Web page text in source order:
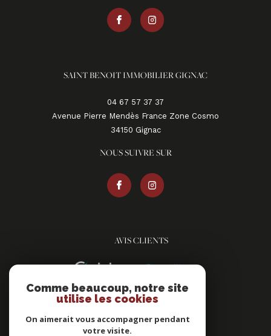
SAINT BENOIT IMMOBILIER GIGNAC
04 67 57 37 37
Avenue Pierre Mendès France Zone Cosmo
34150
gignac
NOUS SUIVRE SUR
AVIS CLIENTS
ADHÉRENTS
Comme beaucoup, notre site
utilise les cookies
On aimerait vous accompagner pendant
votre visite.